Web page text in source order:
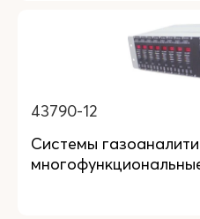
43790-12
Системы